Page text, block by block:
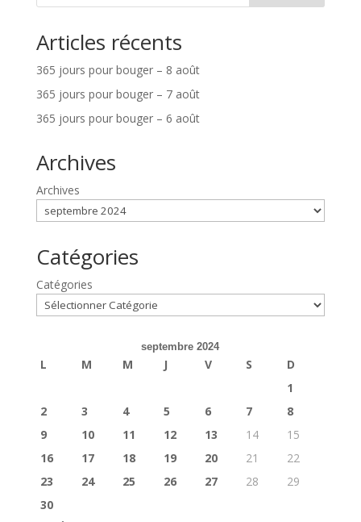
Articles récents
365 jours pour bouger – 8 août
365 jours pour bouger – 7 août
365 jours pour bouger – 6 août
Archives
Archives
Catégories
Catégories
septembre 2024
L M M J V S
D
1
2
3 4 5 6 7
8
9
10 11 12 13 14
15
16
17 18 19 20 21
22
23
24 25 26 27 28
29
30